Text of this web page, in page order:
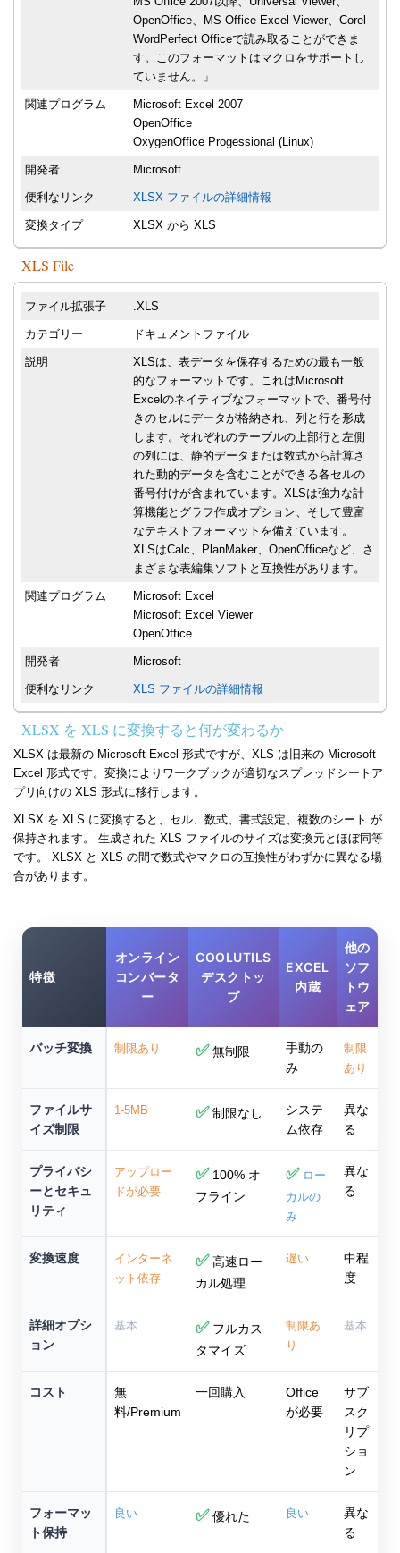
OpenOffice、MS Office Excel Viewer、Corel
WordPerfect Officeで読み取ることができま
す。このフォーマットはマクロをサポートし
ていません。」
関連プログラム
Microsoft Excel 2007
OpenOffice
OxygenOffice Progessional (Linux)
開発者 Microsoft
便利なリンク XLSX ファイルの詳細情報
変換タイプ XLSX から XLS
XLS File
ファイル拡張子 .XLS
カテゴリー ドキュメントファイル
説明
XLSは、表データを保存するための最も一般
的なフォーマットです。これはMicrosoft
Excelのネイティブなフォーマットで、番号付
きのセルにデータが格納され、列と行を形成
します。それぞれのテーブルの上部行と左側
の列には、静的データまたは数式から計算さ
れた動的データを含むことができる各セルの
番号付けが含まれています。XLSは強力な計
算機能とグラフ作成オプション、そして豊富
なテキストフォーマットを備えています。
XLSはCalc、PlanMaker、OpenOfficeなど、さ
まざまな表編集ソフトと互換性があります。
関連プログラム
Microsoft Excel
Microsoft Excel Viewer
OpenOffice
開発者 Microsoft
便利なリンク XLS ファイルの詳細情報
XLSX を XLS に変換すると何が変わるか
XLSX は最新の Microsoft Excel 形式ですが、XLS は旧来の Microsoft
Excel 形式です。変換によりワークブックが適切なスプレッドシートア
プリ向けの XLS 形式に移行します。
XLSX を XLS に変換すると、セル、数式、書式設定、複数のシート が
保持されます。 生成された XLS ファイルのサイズは変換元とほぼ同等
です。 XLSX と XLS の間で数式やマクロの互換性がわずかに異なる場
合があります。
特徴
オンライン
コンバータ
ー
COOLUTILS
デスクトッ
プ
EXCEL
内蔵
他の
ソフ
トウ
ェア
バッチ変換 制限あり ✅無制限
手動の
み
制限
あり
ファイルサ
イズ制限
1-5MB ✅制限なし
システ
ム依存
異な
る
プライバシ
ーとセキュ
リティ
アップロー
ドが必要
✅100% オ
フライン
✅ ロー
カルの
み
異な
る
変換速度
インターネ
ット依存
✅高速ロー
カル処理
遅い
中程
度
詳細オプシ
ョン
基本 ✅フルカス
タマイズ
制限あ
り
基本
コスト
無
料/Premium
一回購入
Office
が必要
サブ
スク
リプ
ショ
ン
フォーマッ
ト保持
良い ✅優れた 良い
異な
る